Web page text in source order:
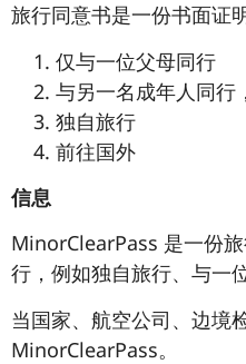
旅行同意书是一份书面证
仅与一位父母同行
与另一名成年人同行
独自旅行
前往国外
信息
MinorClearPass 是一份
行，例如独自旅行、与一
当国家、航空公司、边境
MinorClearPass。